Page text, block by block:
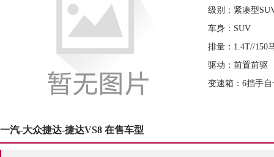
级别：紧凑型
车身：SUV
排量：1.4T//150
驱动：前置前驱
变速箱：6挡手自
一汽-大众捷达-捷达VS8 在售车型